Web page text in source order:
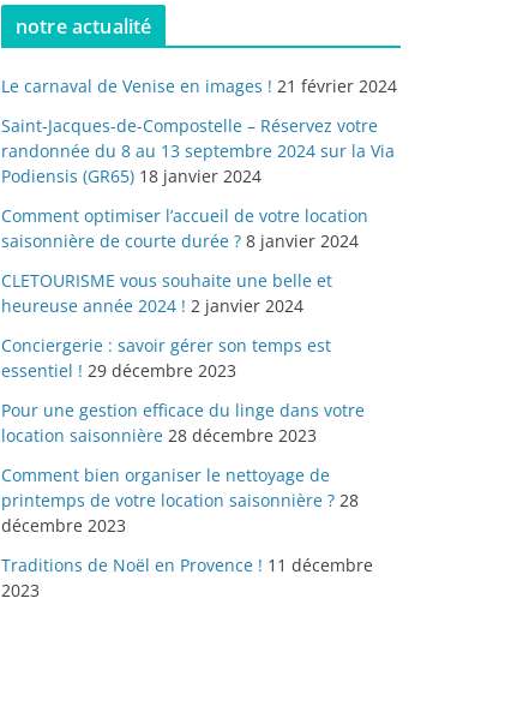
notre actualité
Le carnaval de Venise en images ! 21 février 2024
Saint-Jacques-de-Compostelle – Réservez votre
randonnée du 8 au 13 septembre 2024 sur la Via
Podiensis (GR65) 18 janvier 2024
Comment optimiser l’accueil de votre location
saisonnière de courte durée ? 8 janvier 2024
CLETOURISME vous souhaite une belle et
heureuse année 2024 ! 2 janvier 2024
Conciergerie : savoir gérer son temps est
essentiel ! 29 décembre 2023
Pour une gestion efficace du linge dans votre
location saisonnière 28 décembre 2023
Comment bien organiser le nettoyage de
printemps de votre location saisonnière ? 28
décembre 2023
Traditions de Noël en Provence ! 11 décembre
2023